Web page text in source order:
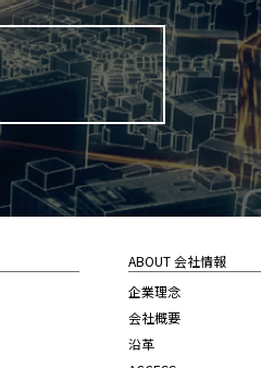
ABOUT 会社情報
企業理念
会社概要
沿革